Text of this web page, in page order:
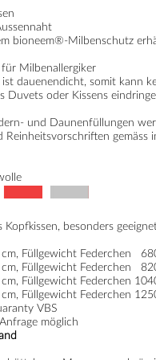
bioneem®-Milbenschutz
für Milbenallergiker
ist dauenendicht, somit kann
Duvets oder Kissens
und Daunenfüllungen
Reinheitsvorschriften
Kopfkissen, besonders
Füllgewicht Federchen
Füllgewicht Federchen
Füllgewicht Federchen
Füllgewicht Federchen
VBS
möglich